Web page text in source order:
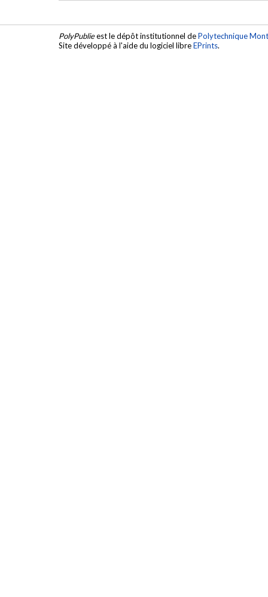
PolyPublieest le dépôt institutionnel dePolytechnique
Site développé à l'aide du logiciel libreEPrints.